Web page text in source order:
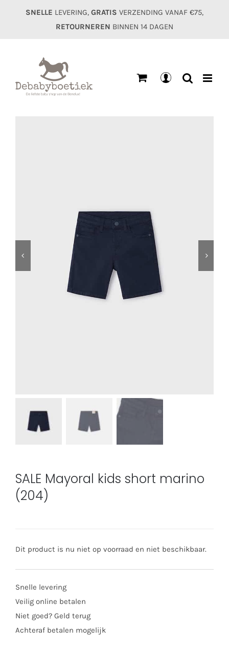
SNELLE LEVERING, GRATIS VERZENDING VANAF €75,
RETOURNEREN BINNEN 14 DAGEN
SALE Mayoral kids short marino
(204)
Dit product is nu niet op voorraad en niet beschikbaar.
Snelle levering
Veilig online betalen
Niet goed? Geld terug
Achteraf betalen mogelijk